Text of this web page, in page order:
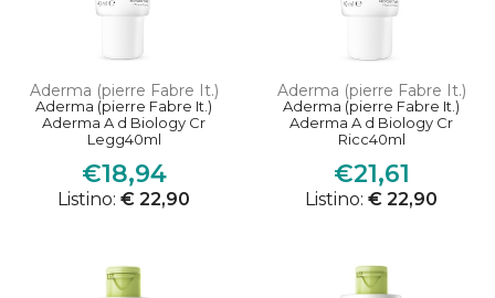
Aderma (pierre Fabre It.)
Aderma (pierre Fabre It.)
Aderma A d Biology Cr
Legg40ml
€18,94
Listino: € 22,90
Aderma (pierre Fabre It.)
Aderma (pierre Fabre It.)
Aderma A d Biology Cr
Ricc40ml
€21,61
Listino: € 22,90